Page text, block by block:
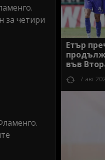
за четири
Етър
във
7 авг